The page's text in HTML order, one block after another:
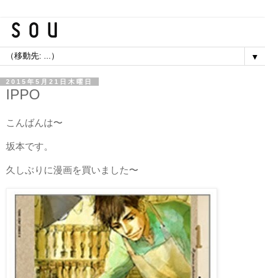
▼
2015年5月21日木曜日
IPPO
こんばんは〜
坂本です。
久しぶりに漫画を買いました〜